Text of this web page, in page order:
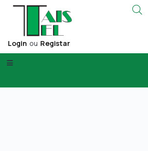
Login ou Registar